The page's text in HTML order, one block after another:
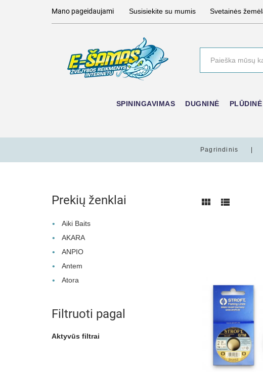
Mano pageidaujami Susisiekite su mumis Svetainės
SPININGAVIMAS DUGNINĖ PLŪDINĖ
Pagrindinis
Prekių ženklai
Aiki Baits
AKARA
ANPIO
Antem
Atora
Filtruoti pagal
Aktyvūs filtrai